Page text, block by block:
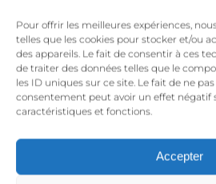
Pour offrir les meilleures expériences,
telles que les cookies pour stocker et/ou
des appareils. Le fait de consentir à ces
de traiter des données telles que le
les ID uniques sur ce site. Le fait de ne
consentement peut avoir un effet négatif
caractéristiques et fonctions.
Accepter